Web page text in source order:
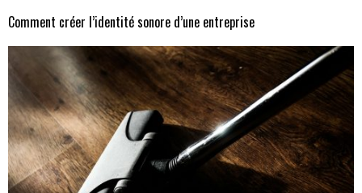
Comment créer l’identité sonore d’une entreprise